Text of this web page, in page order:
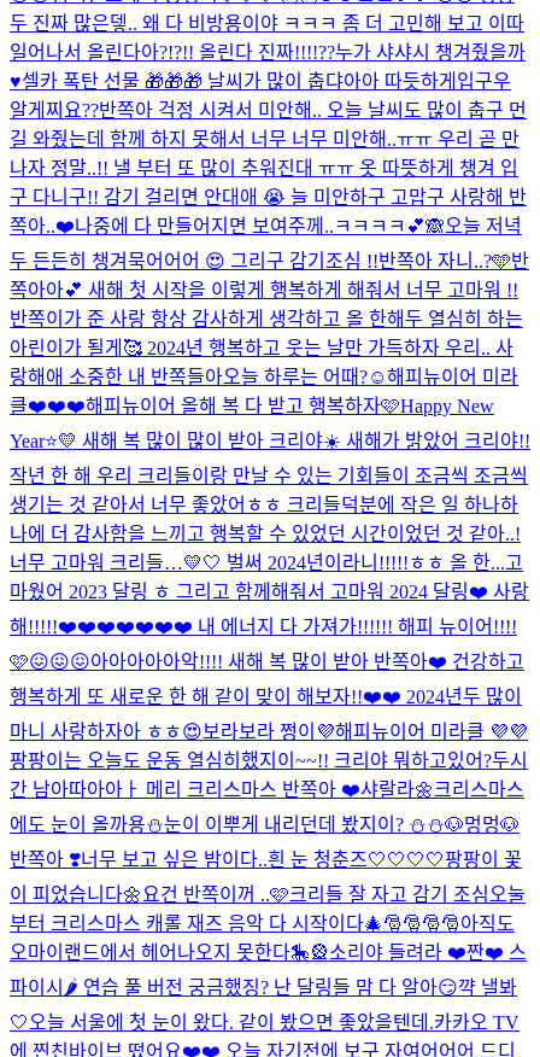
두 진짜 많은뎋.. 왜 다 비방용이야 ㅋㅋㅋ 좀 더 고민해 보고 이따
일어나서 올린다아?!?!! 올린다 진짜!!!!??누가 샤샤시 챙겨줬을까
♥️셀카 폭탄 선물 🎁🎁🎁 날씨가 많이 춥댜아아 따듯하게입구우
알게찌요??반쪽아 걱정 시켜서 미안해.. 오늘 날씨도 많이 춥구 먼
길 와줬는데 함께 하지 못해서 너무 너무 미안해..ㅠㅠ 우리 곧 만
나자 정말..!! 낼 부터 또 많이 추워진대 ㅠㅠ 옷 따뜻하게 챙겨 입
구 다니구!! 감기 걸리면 안대애 😭 늘 미안하구 고맙구 사랑해 반
쪽아..❤️나중에 다 만들어지면 보여주께..ㅋㅋㅋㅋ💕🙈오늘 저녁
두 든든히 챙겨묵어어어 😍 그리구 감기조심 !!반쪽아 자니..?🩵반
쪽아아💕 새해 첫 시작을 이렇게 행복하게 해줘서 너무 고마워 !!
반쪽이가 준 사랑 항상 감사하게 생각하고 올 한해두 열심히 하는
아린이가 될게🥰 2024년 행복하고 웃는 날만 가득하자 우리.. 사
랑해애 소중한 내 반쪽들아오늘 하루는 어때?☺️해피뉴이어 미라
클❤️❤️❤️해피뉴이어 올해 복 다 받고 행복하자🩷Happy New
Year⭐️💛 새해 복 많이 많이 받아 크리야☀️ 새해가 밝았어 크리야!!
작년 한 해 우리 크리들이랑 만날 수 있는 기회들이 조금씩 조금씩
생기는 것 같아서 너무 좋았어ㅎㅎ 크리들덕분에 작은 일 하나하
나에 더 감사함을 느끼고 행복할 수 있었던 시간이었던 것 같아..!
너무 고마워 크리들…💛🤍 벌써 2024년이라니!!!!!ㅎㅎ 올 한...고
마웠어 2023 달링 ㅎ 그리고 함께해줘서 고마워 2024 달링❤️ 사랑
해!!!!!❤️❤️❤️❤️❤️❤️❤️ 내 에너지 다 가져가!!!!!! 해피 뉴이어!!!!
🩷😖😖😖아아아아아악!!!! 새해 복 많이 받아 반쪽아❤️ 건강하고
행복하게 또 새로운 한 해 같이 맞이 해보자!!❤️❤️ 2024년두 많이
마니 사랑하자아 ㅎㅎ😍보라보라 쩡이💜해피뉴이어 미라클 💜💜
팡팡이는 오늘도 운동 열심히했지이~~!! 크리야 뭐하고있어?두시
간 남아따아아ㅏ 메리 크리스마스 반쪽아 ❤️샤랄라🌼 크리스마스
에도 눈이 올까용⛄️눈이 이뿌게 내리던데 봤지이? ⛄️⛄️🐶멍멍🐶
반쪽아 ❣️너무 보고 싶은 밤이다..흰 눈 청춘즈🤍🤍🤍🤍팡팡이 꽃
이 피었습니다🌼 요건 반쪽이꺼 ..🩷크리들 잘 자고 감기 조심 오눌
부터 크리스마스 캐롤 재즈 음악 다 시작이다🎄🎅🎅🎅🎅아직도
오마이랜드에서 헤어나오지 못한다🎠🎡소리야 들려라 ❤️짠❤️ 스
파이시🌶️ 연습 풀 버전 궁금했징? 난 달링들 맘 다 알아😏꺅 낼봐
🤍 오늘 서울에 첫 눈이 왔다. 같이 봤으면 좋았을텐데.카카오 TV
에 찐친바이브 떴어요❤️❤️ 오늘 자기전에 보구 자여어어어 드디